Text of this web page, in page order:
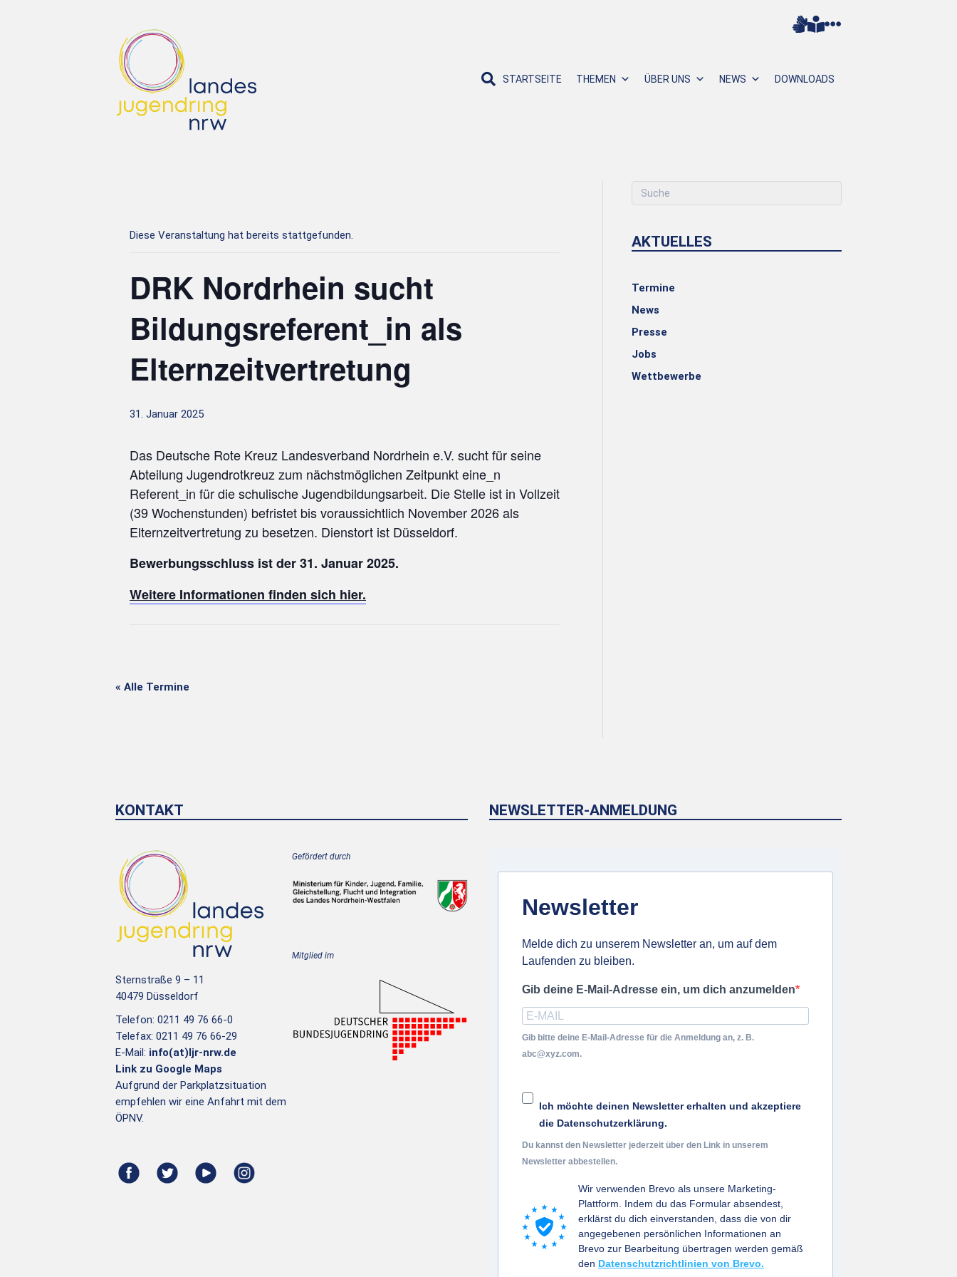
STARTSEITE THEMEN ÜBER UNS NEWS DOWNLOADS
Diese Veranstaltung hat bereits stattgefunden.
DRK Nordrhein sucht
Bildungsreferent_in als
Elternzeitvertretung
31. Januar 2025
Das Deutsche Rote Kreuz Landesverband Nordrhein e.V. sucht für seine
Abteilung Jugendrotkreuz zum nächstmöglichen Zeitpunkt eine_n
Referent_in für die schulische Jugendbildungsarbeit. Die Stelle ist in Vollzeit
(39 Wochenstunden) befristet bis voraussichtlich November 2026 als
Elternzeitvertretung zu besetzen. Dienstort ist Düsseldorf.
Bewerbungsschluss ist der 31. Januar 2025.
Weitere Informationen finden sich hier.
« Alle Termine
AKTUELLES
Termine
News
Presse
Jobs
Wettbewerbe
KONTAKT
Sternstraße 9 – 11
40479 Düsseldorf
Telefon: 0211 49 76 66-0
Telefax: 0211 49 76 66-29
E-Mail: info(at)ljr-nrw.de
Link zu Google Maps
Aufgrund der Parkplatzsituation
empfehlen wir eine Anfahrt mit dem
ÖPNV.
Gefördert durch
Mitglied im
NEWSLETTER-ANMELDUNG
Newsletter
Melde dich zu unserem Newsletter an, um auf dem
Laufenden zu bleiben.
Gib deine E-Mail-Adresse ein, um dich anzumelden
Gib bitte deine E-Mail-Adresse für die Anmeldung an, z. B.
abc@xyz.com.
Ich möchte deinen Newsletter erhalten und akzeptiere
die Datenschutzerklärung.
Du kannst den Newsletter jederzeit über den Link in unserem
Newsletter abbestellen.
Wir verwenden Brevo als unsere Marketing-
Plattform. Indem du das Formular absendest,
erklärst du dich einverstanden, dass die von dir
angegebenen persönlichen Informationen an
Brevo zur Bearbeitung übertragen werden gemäß
den Datenschutzrichtlinien von Brevo.